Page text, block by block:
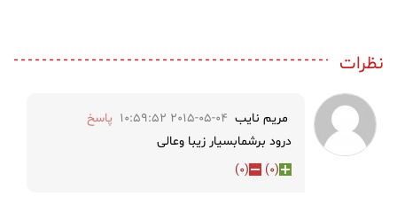
نظرات
مریم نایب 2015-05-04 10:59:52
پاسخ
درود برشمابسیار زیبا وعالی
(
0
)
(
0
)